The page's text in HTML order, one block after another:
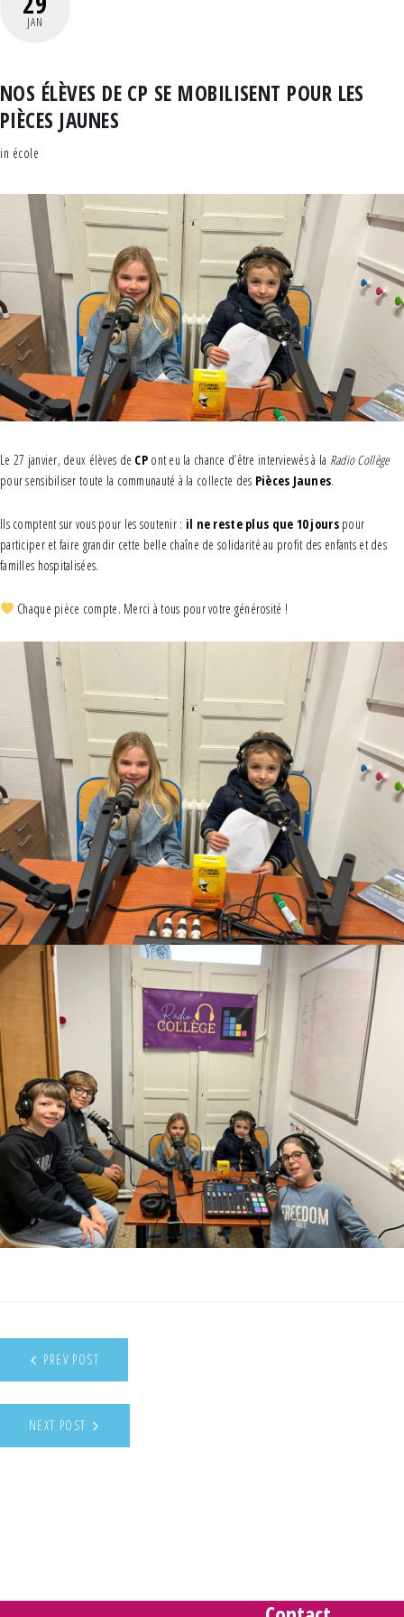
JAN
NOS ÉLÈVES DE CP SE MOBILISENT POUR LES
PIÈCES JAUNES
in école
Le 27 janvier, deux élèves de CPont eu la chance d’être interviewés à la Radio Collège
pour sensibiliser toute la communauté à la collecte des Pièces Jaunes.
Ils comptent sur vous pour les soutenir : il ne reste plus que 10 jourspour
participer et faire grandir cette belle chaîne de solidarité au profit des enfants et des
familles hospitalisées.
Chaque pièce compte. Merci à tous pour votre générosité !
PREV POST
NEXT POST